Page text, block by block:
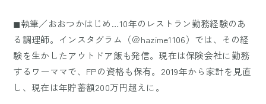
◼︎執筆／おおつかはじめ…10年のレストラン勤務経験のあ
る調理師。インスタグラム（＠hazime1106）では、その経
験を生かしたアウトドア飯も発信。現在は保険会社に勤務
するワーママで、FPの資格も保有。2019年から家計を見直
し、現在は年貯蓄額200万円超えに。